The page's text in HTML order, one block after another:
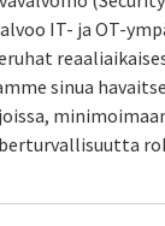
IT- ja OT-
sinua